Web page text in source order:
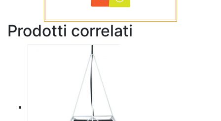
Prodotti correlati